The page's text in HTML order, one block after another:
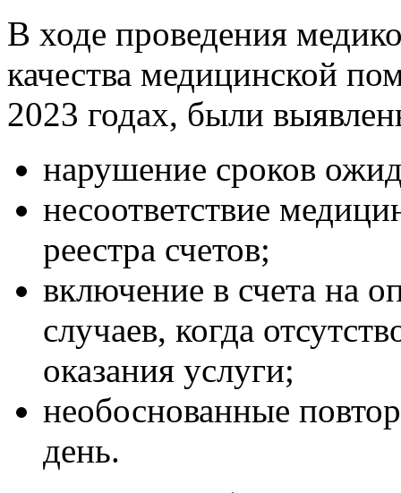
В ходе проведения
качества медицинской
2023 годах, были
нарушение сроков
несоответствие
реестра счетов;
включение в счета на
случаев, когда
оказания услуги;
необоснованные
день.